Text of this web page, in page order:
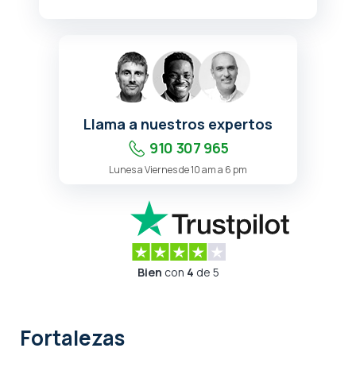
Llama a nuestros expertos
910 307 965
Lunes a Viernes de 10 am a 6 pm
Bien con 4 de 5
Fortalezas